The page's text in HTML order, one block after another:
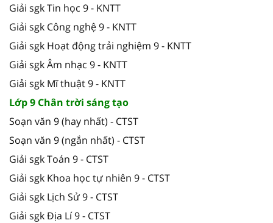
Giải sgk Tin học 9 - KNTT
Giải sgk Công nghệ 9 - KNTT
Giải sgk Hoạt động trải nghiệm 9 - KNTT
Giải sgk Âm nhạc 9 - KNTT
Giải sgk Mĩ thuật 9 - KNTT
Lớp 9 Chân trời sáng tạo
Soạn văn 9 (hay nhất) - CTST
Soạn văn 9 (ngắn nhất) - CTST
Giải sgk Toán 9 - CTST
Giải sgk Khoa học tự nhiên 9 - CTST
Giải sgk Lịch Sử 9 - CTST
Giải sgk Địa Lí 9 - CTST